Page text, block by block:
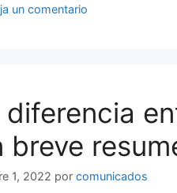
un comentario
diferencia
breve
1, 2022 por comunicados